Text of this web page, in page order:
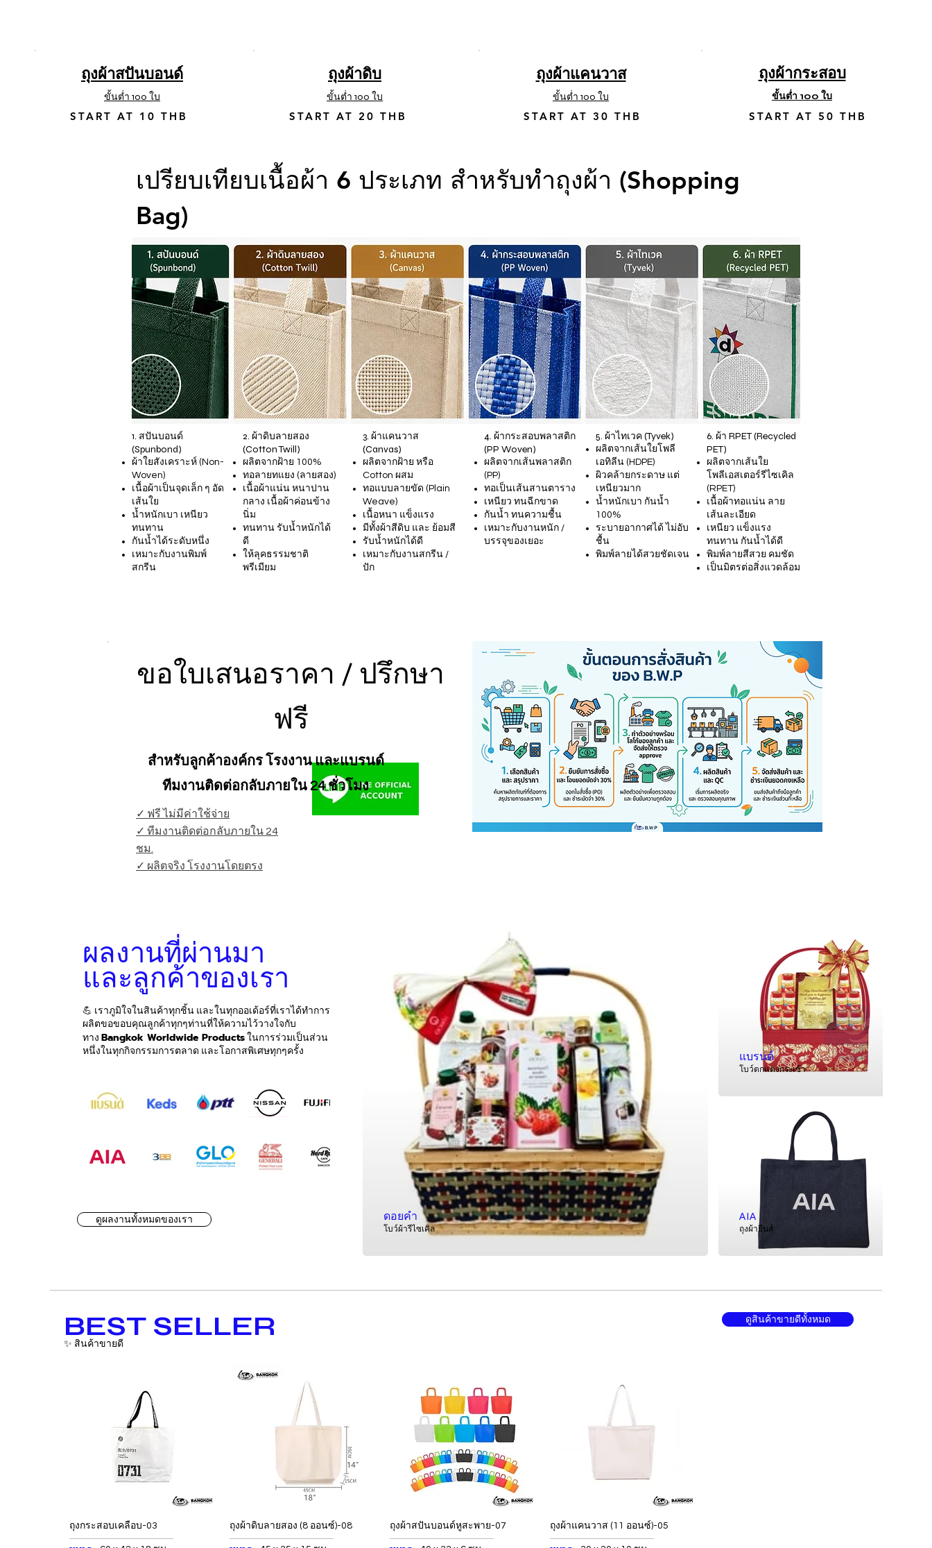
ถุงผ้าสปันบอนด์
ขั้นต่ำ 100 ใบ
START AT 10 THB
ถุงผ้าดิบ
ขั้นต่ำ 100 ใบ
START AT 20 THB
ถุงผ้ากระสอบ
ขั้นต่ำ 100 ใบ
START AT 50 THB
ถุงผ้าแคนวาส
ขั้นต่ำ 100 ใบ
START AT 30 THB
เปรียบเทียบเนื้อผ้า 6 ประเภท สำหรับทำถุงผ้า (Shopping
Bag)
1. สปันบอนด์
(Spunbond)
ผ้าใยสังเคราะห์ (Non-
Woven)
เนื้อผ้าเป็นจุดเล็ก ๆ อัด
เส้นใย
น้ำหนักเบา เหนียว
ทนทาน
กันน้ำได้ระดับหนึ่ง
เหมาะกับงานพิมพ์
สกรีน
2. ผ้าดิบลายสอง
(Cotton Twill)
ผลิตจากฝ้าย 100%
ทอลายทแยง (ลายสอง)
เนื้อผ้าแน่น หนาปาน
กลาง เนื้อผ้าค่อนข้าง
นิ่ม
ทนทาน รับน้ำหนักได้
ดี
ให้ลุคธรรมชาติ
พรีเมียม
3. ผ้าแคนวาส
(Canvas)
ผลิตจากฝ้าย หรือ
Cotton ผสม
ทอแบบลายขัด (Plain
Weave)
เนื้อหนา แข็งแรง
มีทั้งผ้าสีดิบ และ ย้อมสี
รับน้ำหนักได้ดี
เหมาะกับงานสกรีน /
ปัก
4. ผ้ากระสอบพลาสติก
(PP Woven)
ผลิตจากเส้นพลาสติก
(PP)
ทอเป็นเส้นสานตาราง
เหนียว ทนฉีกขาด
กันน้ำ ทนความชื้น
เหมาะกับงานหนัก /
บรรจุของเยอะ
5. ผ้าไทเวค (Tyvek)
ผลิตจากเส้นใยโพลี
เอทิลีน (HDPE)
ผิวคล้ายกระดาษ แต่
เหนียวมาก
น้ำหนักเบา กันน้ำ
100%
ระบายอากาศได้ ไม่อับ
ชื้น
พิมพ์ลายได้สวยชัดเจน
6. ผ้า RPET (Recycled
PET)
ผลิตจากเส้นใย
โพลีเอสเตอร์รีไซเคิล
(RPET)
เนื้อผ้าทอแน่น ลาย
เส้นละเอียด
เหนียว แข็งแรง
ทนทาน กันน้ำได้ดี
พิมพ์ลายสีสวย คมชัด
เป็นมิตรต่อสิ่งแวดล้อม
ขอใบเสนอราคา / ปรึกษา
ฟรี
✓ ฟรี ไม่มีค่าใช้จ่าย
✓ ทีมงานติดต่อกลับภายใน 24
ชม.
✓ ผลิตจริง โรงงานโดยตรง
สำหรับลูกค้าองค์กร โรงงาน และแบรนด์
ทีมงานติดต่อกลับภายใน 24 ชั่วโมง
ผลงานที่ผ่านมา
และลูกค้าของเรา
💪 เราภูมิใจในสินค้าทุกชิ้น และในทุกออเด้อร์ที่เราได้ทำการ
ผลิตขอขอบคุณลูกค้าทุกๆท่านที่ให้ความไว้วางใจกับ
ทาง Bangkok Worldwide Products ในการร่วมเป็นส่วน
หนึ่งในทุกกิจกรรมการตลาด และโอกาสพิเศษทุกๆครั้ง
ดูผลงานทั้งหมดของเรา ดอยคำ
โบว์ผ้ารีไซเคิล
แบรนด์
โบว์ตกแต่งกระเช้า
AIA
ถุงผ้ายีนส์
BEST SELLER
✨ สินค้าขายดี
ดูสินค้าขายดีทั้งหมด
ถุงกระสอบเคลือบ-03 ถุงผ้าดิบลายสอง (8 ออนซ์)-08 ถุงผ้าสปันบอนด์หูสะพาย-07 ถุงผ้าแคนวาส (11 ออนซ์)-05